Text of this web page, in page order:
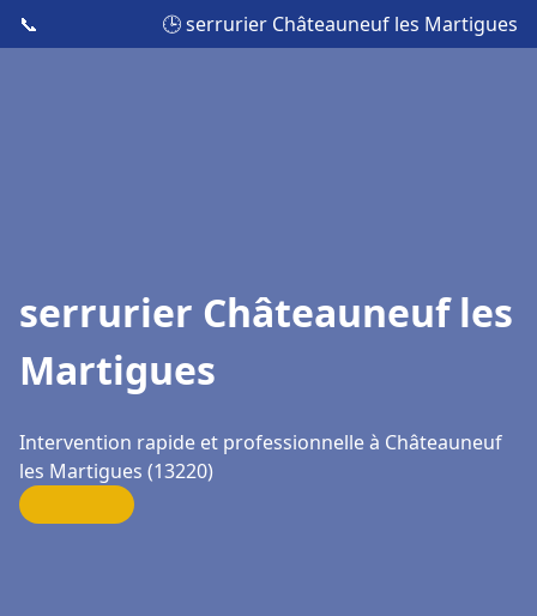
📞 🕒 serrurier Châteauneuf les Martigues
serrurier Châteauneuf les
Martigues
Intervention rapide et professionnelle à Châteauneuf
les Martigues (13220)